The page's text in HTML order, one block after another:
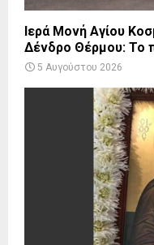
Ιερά Μονή Αγίου
Δένδρο Θέρμου: Το
5 Αυγούστου 2026